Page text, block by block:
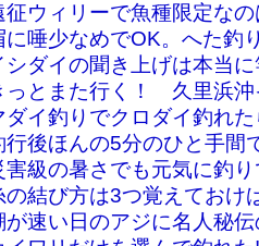
征ウィリーで魚種限定な
に唾少なめでOK。へた釣
シダイの聞き上げは本当
っとまた行く！ 久里浜沖
ダイ釣りでクロダイ釣れ
行後ほんの5分のひと手間
害級の暑さでも元気に釣
の結び方は3つ覚えておけ
が速い日のアジに名人秘